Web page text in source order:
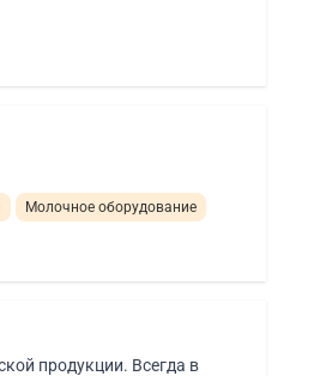
Молочное оборудование
продукции. Всегда в